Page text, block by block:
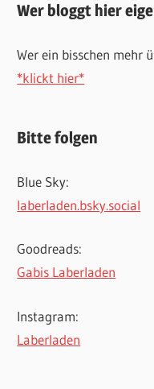
Wer bloggt hier
Wer ein bisschen mehr
*klickt hier*
Bitte folgen
Blue Sky:
laberladen.bsky.social
Goodreads:
Gabis Laberladen
Instagram:
Laberladen